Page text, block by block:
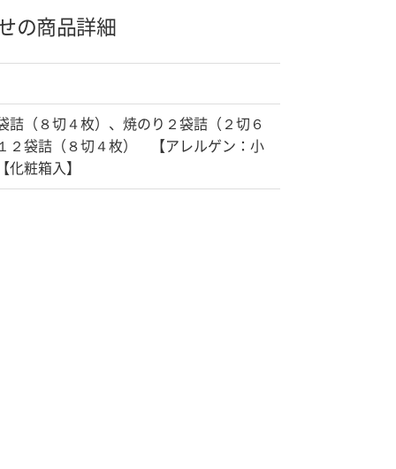
の商品詳細
（８切４枚）、焼のり２袋詰（２切６
２袋詰（８切４枚） 【アレルゲン：小
粧箱入】